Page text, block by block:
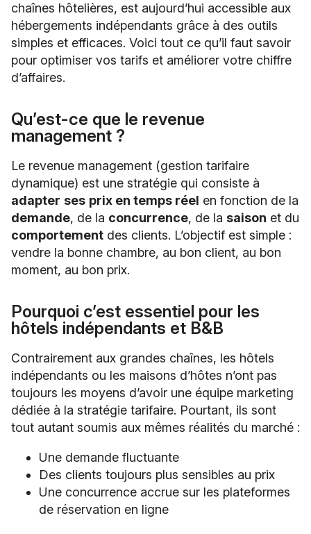
chaînes hôtelières, est aujourd’hui accessible aux
hébergements indépendants grâce à des outils
simples et efficaces. Voici tout ce qu’il faut savoir
pour optimiser vos tarifs et améliorer votre chiffre
d’affaires.
Qu’est-ce que le revenue
management ?
Le revenue management (gestion tarifaire
dynamique) est une stratégie qui consiste à
adapter ses prix en temps réel en fonction de la
demande, de la concurrence, de la saison et du
comportement des clients. L’objectif est simple :
vendre la bonne chambre, au bon client, au bon
moment, au bon prix.
Pourquoi c’est essentiel pour les
hôtels indépendants et B&B
Contrairement aux grandes chaînes, les hôtels
indépendants ou les maisons d’hôtes n’ont pas
toujours les moyens d’avoir une équipe marketing
dédiée à la stratégie tarifaire. Pourtant, ils sont
tout autant soumis aux mêmes réalités du marché :
Une demande fluctuante
Des clients toujours plus sensibles au prix
Une concurrence accrue sur les plateformes
de réservation en ligne